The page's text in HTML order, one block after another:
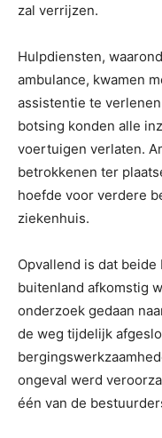
zal verrijzen.
Hulpdiensten,
ambulance, kwamen
assistentie te
botsing konden alle
voertuigen verlaten.
betrokkenen ter
hoefde voor verdere
ziekenhuis.
Opvallend is dat
buitenland afkomstig
onderzoek gedaan
de weg tijdelijk
ongeval werd
één van de